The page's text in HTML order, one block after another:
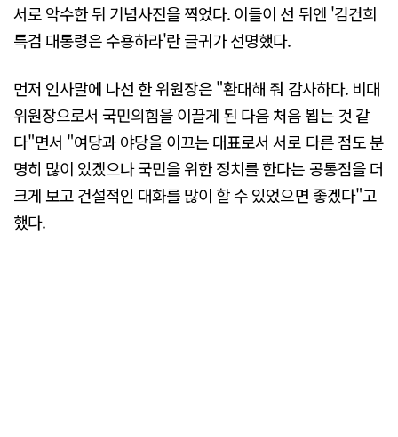
서로 악수한 뒤 기념사진을 찍었다. 이들이 선 뒤엔 '김건희
특검 대통령은 수용하라'란 글귀가 선명했다.
먼저 인사말에 나선 한 위원장은 "환대해 줘 감사하다. 비대
위원장으로서 국민의힘을 이끌게 된 다음 처음 뵙는 것 같
다"면서 "여당과 야당을 이끄는 대표로서 서로 다른 점도 분
명히 많이 있겠으나 국민을 위한 정치를 한다는 공통점을 더
크게 보고 건설적인 대화를 많이 할 수 있었으면 좋겠다"고
했다.